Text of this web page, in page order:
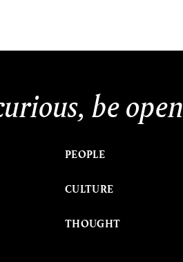
be open
PEOPLE
CULTURE
THOUGHT